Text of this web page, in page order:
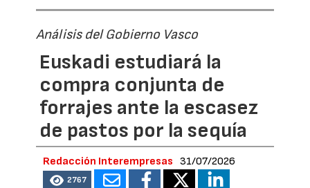
Análisis del Gobierno Vasco
Euskadi estudiará la
compra conjunta de
forrajes ante la escasez
de pastos por la sequía
Redacción Interempresas 31/07/2026
2767